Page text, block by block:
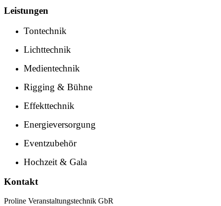
Leistungen
Tontechnik
Lichttechnik
Medientechnik
Rigging & Bühne
Effekttechnik
Energieversorgung
Eventzubehör
Hochzeit & Gala
Kontakt
Proline Veranstaltungstechnik GbR